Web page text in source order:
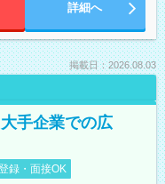
詳細へ
掲載日：2026.08.03
手企業での広
録・面接OK